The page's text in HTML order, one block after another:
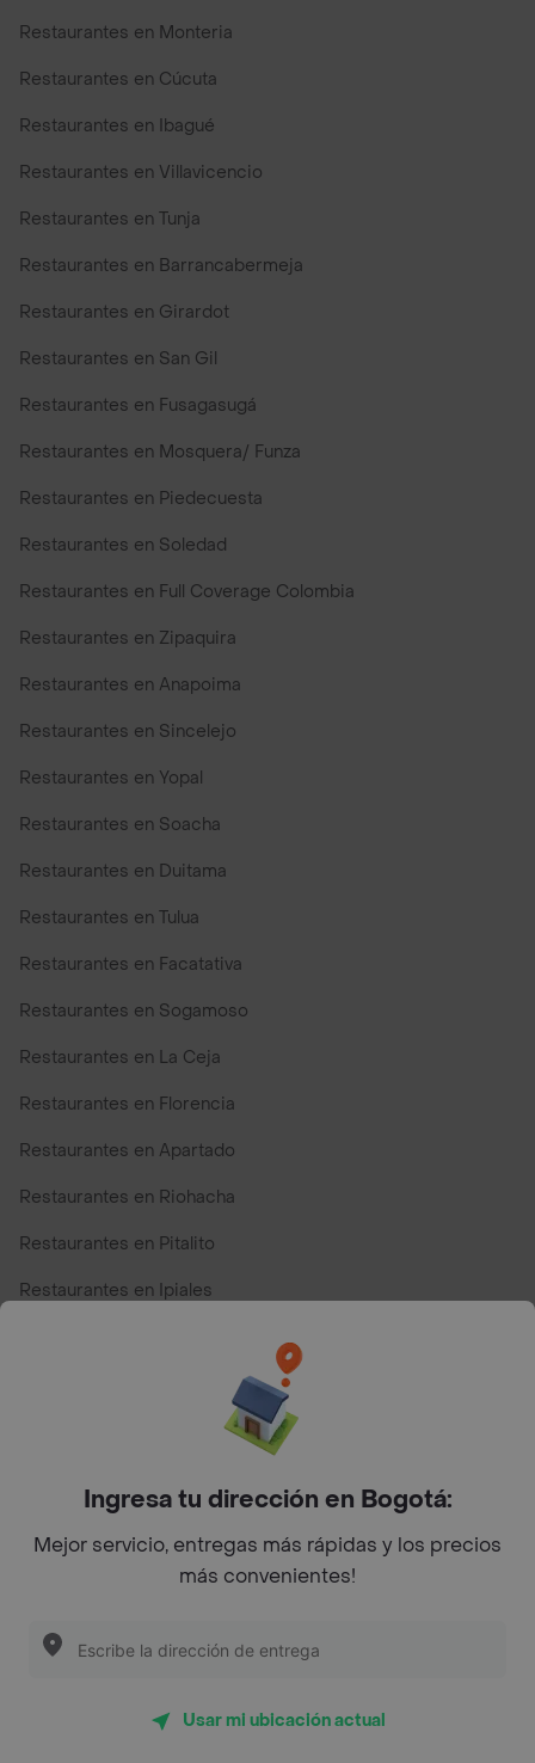
Restaurantes en Monteria
Restaurantes en Cúcuta
Restaurantes en Ibagué
Restaurantes en Villavicencio
Restaurantes en Tunja
Restaurantes en Barrancabermeja
Restaurantes en Girardot
Restaurantes en San Gil
Restaurantes en Fusagasugá
Restaurantes en Mosquera/ Funza
Restaurantes en Piedecuesta
Restaurantes en Soledad
Restaurantes en Full Coverage Colombia
Restaurantes en Zipaquira
Restaurantes en Anapoima
Restaurantes en Sincelejo
Restaurantes en Yopal
Restaurantes en Soacha
Restaurantes en Duitama
Restaurantes en Tulua
Restaurantes en Facatativa
Restaurantes en Sogamoso
Restaurantes en La Ceja
Restaurantes en Florencia
Restaurantes en Apartado
Restaurantes en Riohacha
Restaurantes en Pitalito
Restaurantes en Ipiales
Top Marcas y Cadenas de Restaurantes
Encuéntranos en estos países
App Store Google play
Restaurantes cerca de mi para pedir Comida a Domicilio -
Ingresa tu dirección en Bogotá:
Mejor servicio, entregas más rápidas y los precios
más convenientes!
Usar mi ubicación actual